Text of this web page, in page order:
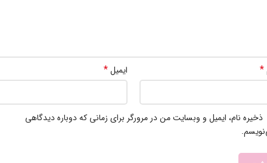
* ایمیل*
ذخیره نام، ایمیل و وبسایت من در مرورگر برای زمانی که دوباره دیدگاهی